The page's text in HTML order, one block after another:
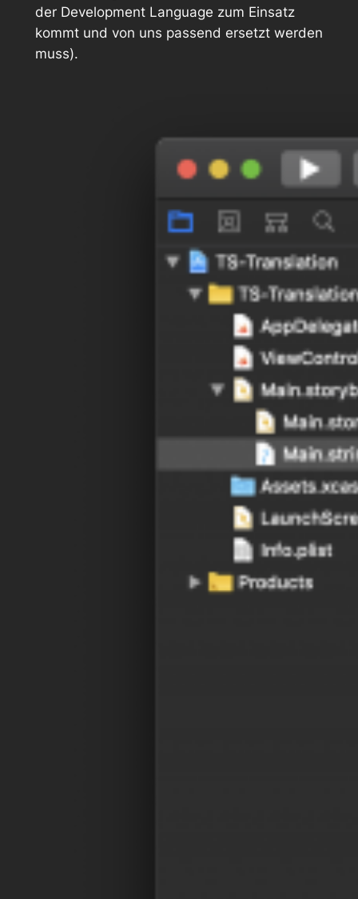
der Development Language zum Einsatz
kommt und von uns passend ersetzt werden
muss).